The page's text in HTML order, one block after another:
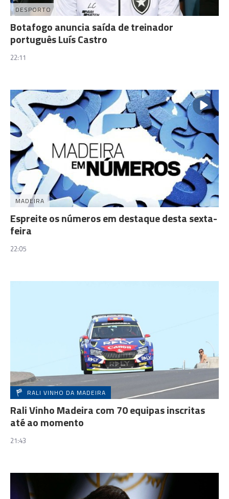
DESPORTO
Botafogo anuncia saída de treinador
português Luís Castro
22:11
MADEIRA
Espreite os números em destaque desta sexta-
feira
22:05
RALI VINHO DA MADEIRA
Rali Vinho Madeira com 70 equipas inscritas
até ao momento
21:43